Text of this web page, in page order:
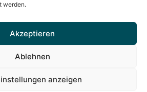
werden.
Akzeptieren
Ablehnen
anzeigen
Prüfplaketten und Service-
mail@n-n-verlag.de